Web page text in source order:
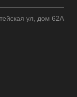
ул, дом 62А